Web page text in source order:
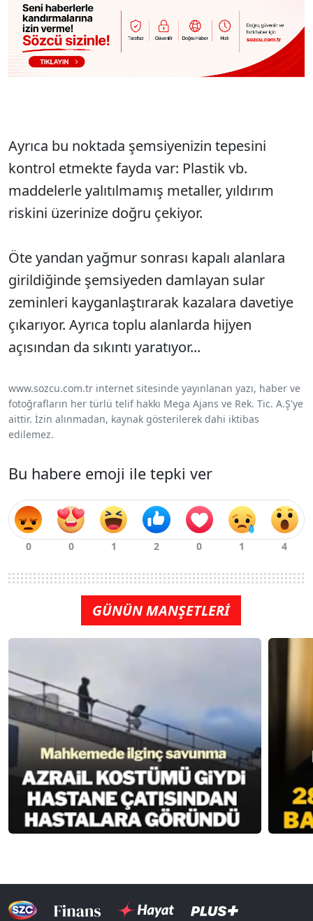
Ayrıca bu noktada şemsiyenizin tepesini
kontrol etmekte fayda var: Plastik vb.
maddelerle yalıtılmamış metaller, yıldırım
riskini üzerinize doğru çekiyor.
Öte yandan yağmur sonrası kapalı alanlara
girildiğinde şemsiyeden damlayan sular
zeminleri kayganlaştırarak kazalara davetiye
çıkarıyor. Ayrıca toplu alanlarda hijyen
açısından da sıkıntı yaratıyor...
www.sozcu.com.tr internet sitesinde yayınlanan yazı, haber ve
fotoğrafların her türlü telif hakkı Mega Ajans ve Rek. Tic. A.Ş'ye
aittir. İzin alınmadan, kaynak gösterilerek dahi iktibas
edilemez.
Bu habere emoji ile tepki ver
GÜNÜN MANŞETLERİ